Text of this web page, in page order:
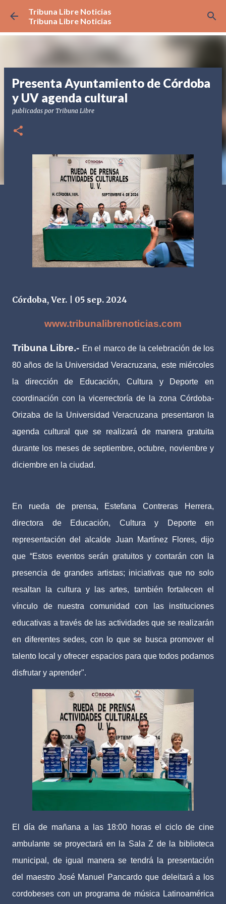
Ir al contenido principal
Tribuna Libre Noticias
Tribuna Libre Noticias
Presenta Ayuntamiento de Córdoba
y UV agenda cultural
publicadas por Tribuna Libre
Córdoba, Ver. | 05 sep. 2024
www.tribunalibrenoticias.com
Tribuna Libre.- En el marco de la celebración de los
80 años de la Universidad Veracruzana, este miércoles
la dirección de Educación, Cultura y Deporte en
coordinación con la vicerrectoría de la zona Córdoba-
Orizaba de la Universidad Veracruzana presentaron la
agenda cultural que se realizará de manera gratuita
durante los meses de septiembre, octubre, noviembre y
diciembre en la ciudad.
En rueda de prensa, Estefana Contreras Herrera,
directora de Educación, Cultura y Deporte en
representación del alcalde Juan Martínez Flores, dijo
que “Estos eventos serán gratuitos y contarán con la
presencia de grandes artistas; iniciativas que no solo
resaltan la cultura y las artes, también fortalecen el
vínculo de nuestra comunidad con las instituciones
educativas a través de las actividades que se realizarán
en diferentes sedes, con lo que se busca promover el
talento local y ofrecer espacios para que todos podamos
disfrutar y aprender".
El día de mañana a las 18:00 horas el ciclo de cine
ambulante se proyectará en la Sala Z de la biblioteca
municipal, de igual manera se tendrá la presentación
del maestro José Manuel Pancardo que deleitará a los
cordobeses con un programa de música Latinoamérica